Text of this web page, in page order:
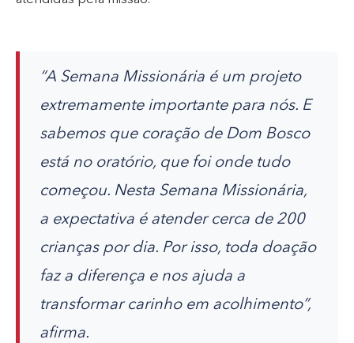
“A Semana Missionária é um projeto
extremamente importante para nós. E
sabemos que coração de Dom Bosco
está no oratório, que foi onde tudo
começou. Nesta Semana Missionária,
a expectativa é atender cerca de 200
crianças por dia. Por isso, toda doação
faz a diferença e nos ajuda a
transformar carinho em acolhimento”,
afirma.